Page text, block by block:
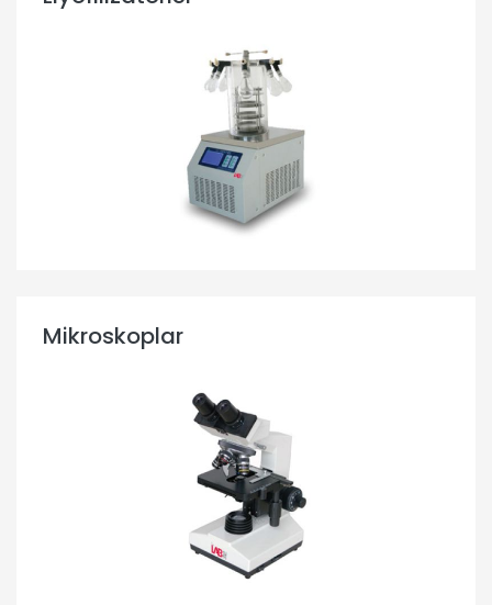
Mikroskoplar